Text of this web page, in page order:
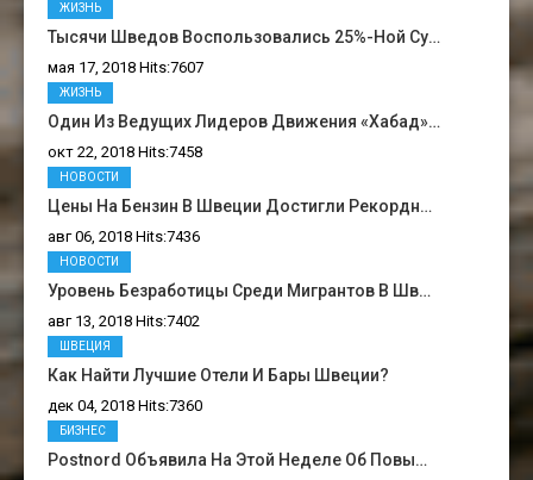
Тысячи Шведов Воспользовались 25%-Ной Су…
мая 17, 2018 Hits:7607
ЖИЗНЬ
Один Из Ведущих Лидеров Движения «Хабад»…
окт 22, 2018 Hits:7458
ЖИЗНЬ
Цены На Бензин В Швеции Достигли Рекордн…
авг 06, 2018 Hits:7436
НОВОСТИ
Уровень Безработицы Среди Мигрантов В Шв…
авг 13, 2018 Hits:7402
НОВОСТИ
Как Найти Лучшие Отели И Бары Швеции?
дек 04, 2018 Hits:7360
ШВЕЦИЯ
Postnord Объявила На Этой Неделе Об Повы…
БИЗНЕС